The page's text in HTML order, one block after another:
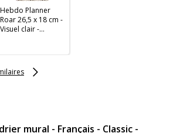
Hebdo Planner
Roar 26,5 x 18 cm -
Visuel clair -
mural - Français - Classic -